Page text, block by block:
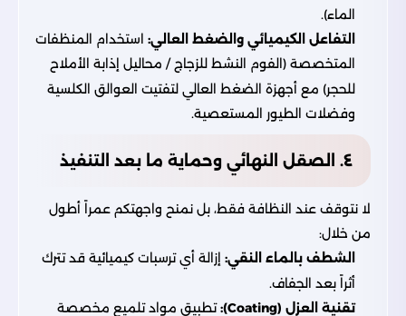
الماء).
التفاعل الكيميائي والضغط العالي: استخدام المنظفات
المتخصصة (الفوم النشط للزجاج / محاليل إذابة الأملاح
للحجر) مع أجهزة الضغط العالي لتفتيت العوالق الكلسية
وفضلات الطيور المستعصية.
٤. الصقل النهائي وحماية ما بعد التنفيذ
لا نتوقف عند النظافة فقط، بل نمنح واجهتكم عمراً أطول
من خلال:
الشطف بالماء النقي: إزالة أي ترسبات كيميائية قد تترك
أثراً بعد الجفاف.
تقنية العزل (Coating):
تطبيق مواد تلميع مخصصة